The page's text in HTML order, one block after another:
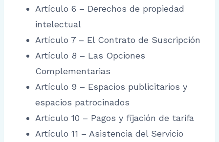
Artículo 6 – Derechos de propiedad
intelectual
Artículo 7 – El Contrato de Suscripción
Artículo 8 – Las Opciones
Complementarias
Artículo 9 – Espacios publicitarios y
espacios patrocinados
Artículo 10 – Pagos y fijación de tarifa
Artículo 11 – Asistencia del Servicio